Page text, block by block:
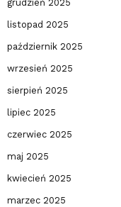
grudzień 2025
listopad 2025
październik 2025
wrzesień 2025
sierpień 2025
lipiec 2025
czerwiec 2025
maj 2025
kwiecień 2025
marzec 2025